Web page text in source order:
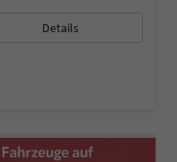
Details